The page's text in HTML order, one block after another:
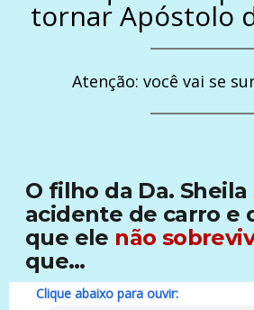
tornar Apóstolo
Atenção: você vai se
O filho da Da.
acidente de carro e
que ele não
que…
Clique abaixo para ouvir: